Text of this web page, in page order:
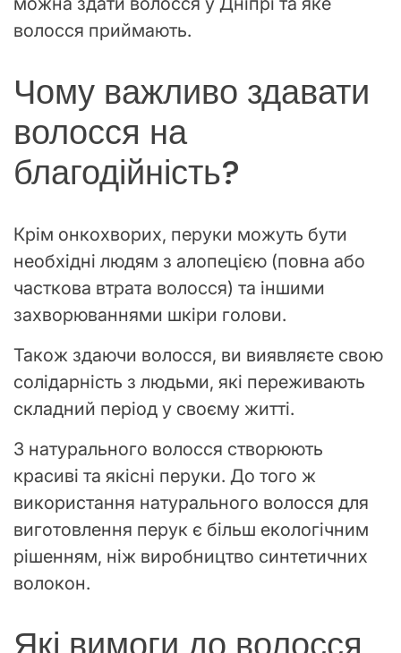
волосся приймають.
Чому важливо здавати
волосся на
благодійність?
Крім онкохворих, перуки можуть бути
необхідні людям з алопецією (повна або
часткова втрата волосся) та іншими
захворюваннями шкіри голови.
Також здаючи волосся, ви виявляєте свою
солідарність з людьми, які переживають
складний період у своєму житті.
З натурального волосся створюють
красиві та якісні перуки. До того ж
використання натурального волосся для
виготовлення перук є більш екологічним
рішенням, ніж виробництво синтетичних
волокон.